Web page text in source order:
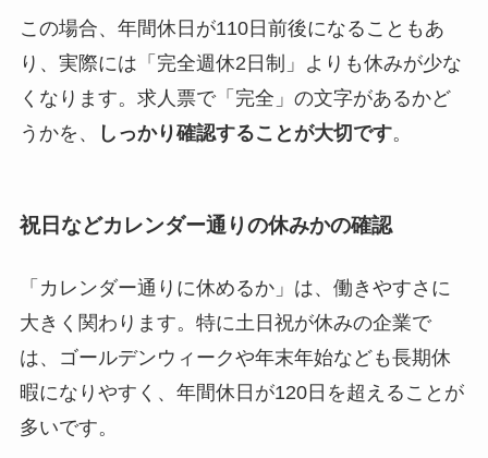
この場合、年間休日が110日前後になることもあ
り、実際には「完全週休2日制」よりも休みが少な
くなります。求人票で「完全」の文字があるかど
うかを、
しっかり確認することが大切です。
祝日などカレンダー通りの休みかの確認
「カレンダー通りに休めるか」は、働きやすさに
大きく関わります。特に土日祝が休みの企業で
は、ゴールデンウィークや年末年始なども長期休
暇になりやすく、年間休日が120日を超えることが
多いです。